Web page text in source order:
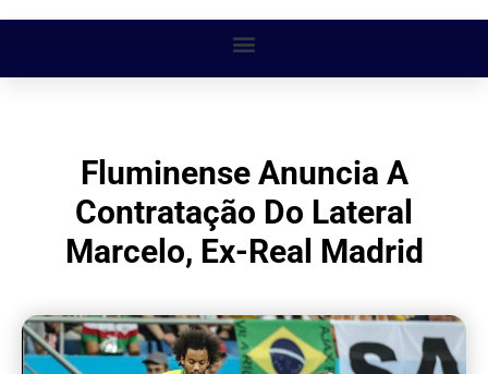
Fluminense Anuncia A
Contratação Do Lateral
Marcelo, Ex-Real Madrid